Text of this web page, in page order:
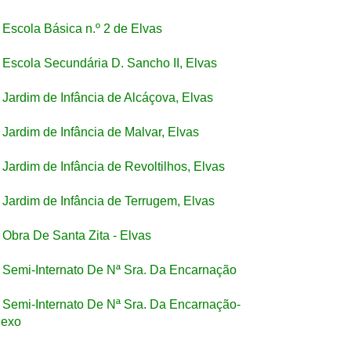
Escola Básica n.º 2 de Elvas
Escola Secundária D. Sancho II, Elvas
Jardim de Infância de Alcáçova, Elvas
Jardim de Infância de Malvar, Elvas
Jardim de Infância de Revoltilhos, Elvas
Jardim de Infância de Terrugem, Elvas
Obra De Santa Zita - Elvas
Semi-Internato De Nª Sra. Da Encarnação
Semi-Internato De Nª Sra. Da Encarnação-